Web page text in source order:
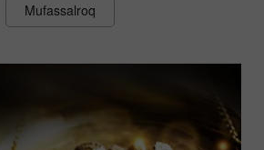
Mufassalroq